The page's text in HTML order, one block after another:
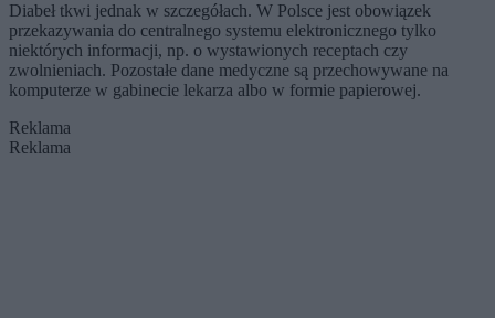
Diabeł tkwi jednak w szczegółach. W Polsce jest obowiązek
przekazywania do centralnego systemu elektronicznego tylko
niektórych informacji, np. o wystawionych receptach czy
zwolnieniach. Pozostałe dane medyczne są przechowywane na
komputerze w gabinecie lekarza albo w formie papierowej.
Reklama
Reklama